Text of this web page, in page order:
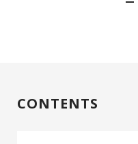
CONTENTS